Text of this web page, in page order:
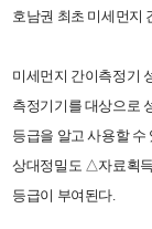
호남권 최초 미세먼지
미세먼지 간이측정기
측정기기를 대상으로
등급을 알고 사용할
상대정밀도 △자료획
등급이 부여된다.